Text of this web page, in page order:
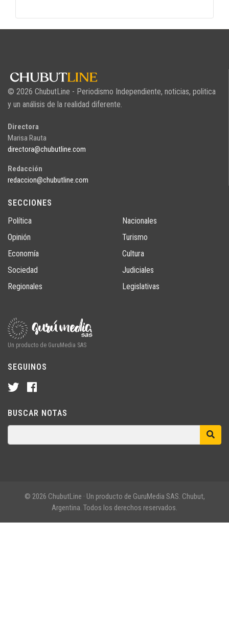
© 2026 ChubutLine - Periodismo Independiente, noticias, politica
y un análisis de la realidad diferente.
Directora
Marisa Rauta
directora@chubutline.com
Redacción
redaccion@chubutline.com
SECCIONES
Política
Opinión
Economía
Sociedad
Regionales
Nacionales
Turismo
Cultura
Judiciales
Legislativas
Un producto de GuruMedia SAS
SEGUINOS
BUSCAR NOTAS
© 2026 ChubutLine · Un producto de GuruMedia SAS. Chubut,
Argentina. Todos los derechos reservados.